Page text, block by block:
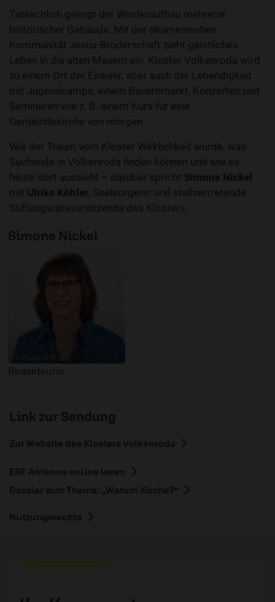
Tatsächlich gelingt der Wiederaufbau mehrerer
historischer Gebäude. Mit der ökumenischen
Kommunität Jesus-Bruderschaft zieht geistliches
Leben in die alten Mauern ein. Kloster Volkenroda wird
zu einem Ort der Einkehr, aber auch der Lebendigkeit
mit Jugendcamps, einem Bauernmarkt, Konzerten und
Seminaren wie z. B. einem Kurs für eine
Gemeindekirche von morgen.
Wie der Traum vom Kloster Wirklichkeit wurde, was
Suchende in Volkenroda finden können und wie es
heute dort aussieht – darüber spricht Simone Nickel
mit Ulrike Köhler, Seelsorgerin und stellvertretende
Stiftungsratsvorsitzende des Klosters.
Simone Nickel
Redakteurin
Link zur Sendung
Zur Website des Klosters Volkenroda
ERF Antenne online lesen
Dossier zum Thema: „Warum Kirche?“
Nutzungsrechte